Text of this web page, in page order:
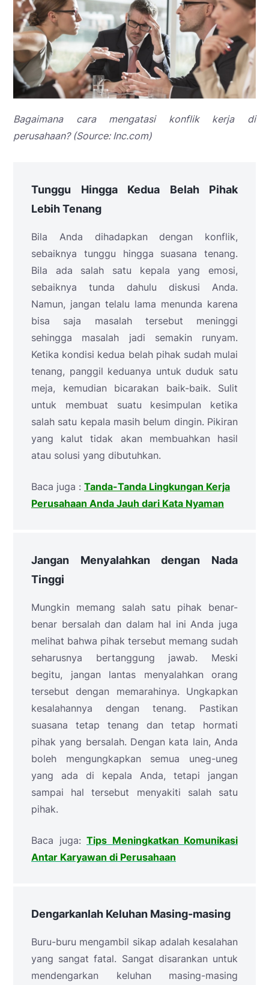
Bagaimana cara mengatasi konflik kerja di
perusahaan? (Source: Inc.com)
Tunggu Hingga Kedua Belah Pihak
Lebih Tenang
Bila Anda dihadapkan dengan konflik,
sebaiknya tunggu hingga suasana tenang.
Bila ada salah satu kepala yang emosi,
sebaiknya tunda dahulu diskusi Anda.
Namun, jangan telalu lama menunda karena
bisa saja masalah tersebut meninggi
sehingga masalah jadi semakin runyam.
Ketika kondisi kedua belah pihak sudah mulai
tenang, panggil keduanya untuk duduk satu
meja, kemudian bicarakan baik-baik. Sulit
untuk membuat suatu kesimpulan ketika
salah satu kepala masih belum dingin. Pikiran
yang kalut tidak akan membuahkan hasil
atau solusi yang dibutuhkan.
Baca juga : Tanda-Tanda Lingkungan Kerja
Perusahaan Anda Jauh dari Kata Nyaman
Jangan Menyalahkan dengan Nada
Tinggi
Mungkin memang salah satu pihak benar-
benar bersalah dan dalam hal ini Anda juga
melihat bahwa pihak tersebut memang sudah
seharusnya bertanggung jawab. Meski
begitu, jangan lantas menyalahkan orang
tersebut dengan memarahinya. Ungkapkan
kesalahannya dengan tenang. Pastikan
suasana tetap tenang dan tetap hormati
pihak yang bersalah. Dengan kata lain, Anda
boleh mengungkapkan semua uneg-uneg
yang ada di kepala Anda, tetapi jangan
sampai hal tersebut menyakiti salah satu
pihak.
Baca juga: Tips Meningkatkan Komunikasi
Antar Karyawan di Perusahaan
Dengarkanlah Keluhan Masing-masing
Buru-buru mengambil sikap adalah kesalahan
yang sangat fatal. Sangat disarankan untuk
mendengarkan keluhan masing-masing